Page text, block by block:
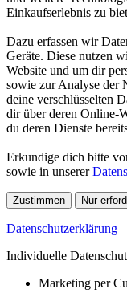
Einkaufserlebnis zu
Dazu erfassen wir
Geräte. Diese nutzen
Website und um dir
sowie zur Analyse der
deine verschlüsselten
dir über deren Online-
du deren Dienste
Erkundige dich bitte
sowie in unserer
Zustimmen Nur
Datenschutzerklärung
Individuelle
Marketing per